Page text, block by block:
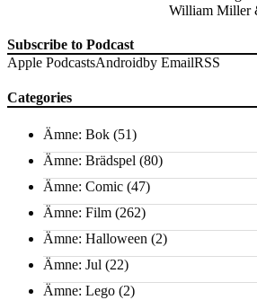
William Miller
Subscribe to Podcast
Apple PodcastsAndroidby EmailRSS
Categories
Ämne: Bok (51)
Ämne: Brädspel (80)
Ämne: Comic (47)
Ämne: Film (262)
Ämne: Halloween (2)
Ämne: Jul (22)
Ämne: Lego (2)